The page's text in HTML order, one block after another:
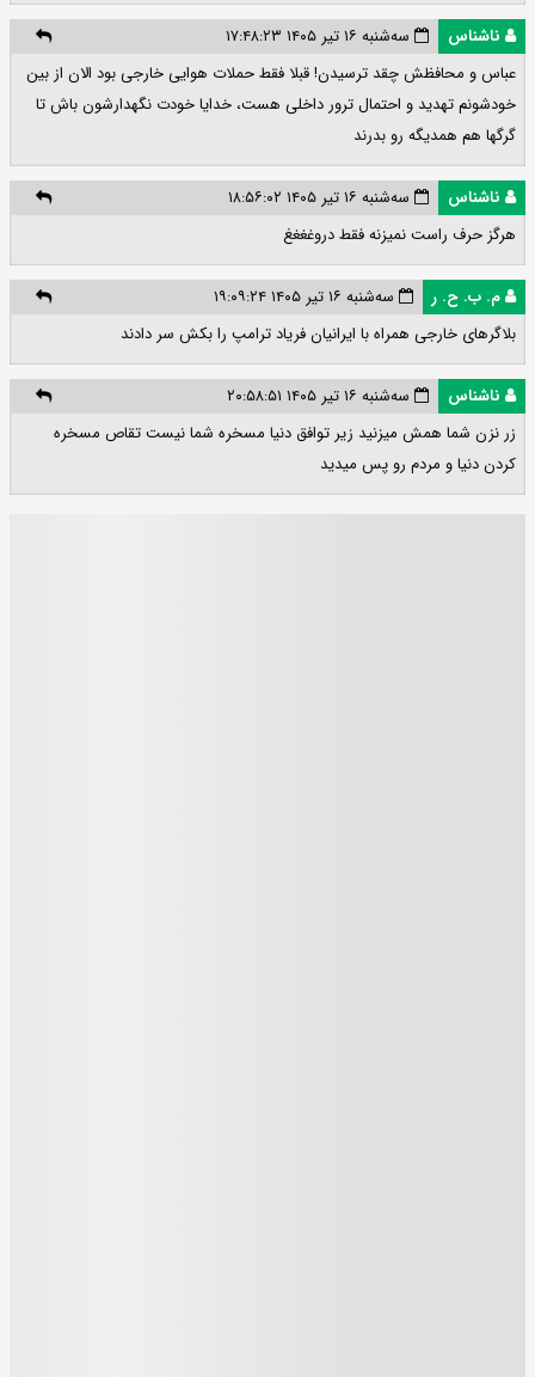
ناشناس
سه‌شنبه ۱۶ تیر ۱۴۰۵ ۱۷:۴۸:۲۳
عباس و محافظش چقد ترسیدن! قبلا فقط حملات هوایی خارجی بود الان از بین
خودشونم تهدید و احتمال ترور داخلی هست، خدایا خودت نگهدارشون باش تا
گرگها هم همدیگه رو بدرند
ناشناس
سه‌شنبه ۱۶ تیر ۱۴۰۵ ۱۸:۵۶:۰۲
هرگز حرف راست نمیزنه فقط دروغغغغ
م. ب. ح. ر
سه‌شنبه ۱۶ تیر ۱۴۰۵ ۱۹:۰۹:۲۴
بلاگرهای خارجی همراه با ایرانیان فریاد ترامپ را بکش سر دادند
ناشناس
سه‌شنبه ۱۶ تیر ۱۴۰۵ ۲۰:۵۸:۵۱
زر نزن شما همش میزنید زیر توافق دنیا مسخره شما نیست تقاص مسخره
کردن دنیا و مردم رو پس میدید